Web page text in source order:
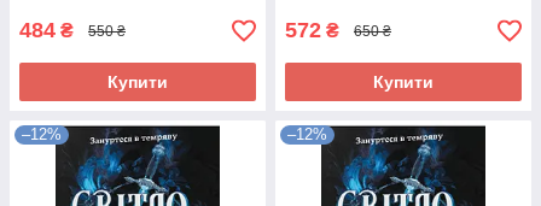
484 ₴ 550 ₴
Купити
572 ₴ 650 ₴
Купити
–12% –12%